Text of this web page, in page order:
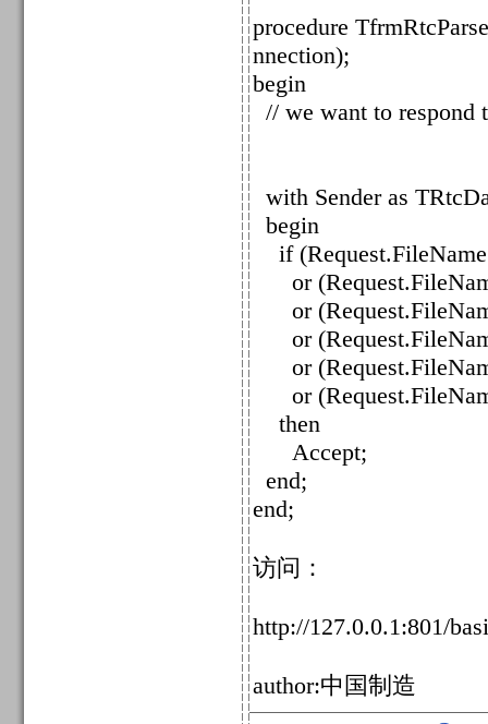
procedure
nnection);
begin
// we want to respond
with Sender as
begin
if
or
or
or
or
or
then
Accept;
end;
end;
访问：
http://127.0.0.1:801/
author:中国制造